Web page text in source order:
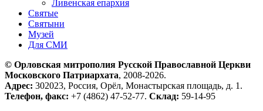
Ливенская епархия
Святые
Святыни
Музей
Для СМИ
© Орловская митрополия Русской Православной Церкви
Московского Патриархата, 2008-2026.
Адрес: 302023, Россия, Орёл, Монастырская площадь, д. 1.
Телефон, факс: +7 (4862) 47-52-77. Склад: 59-14-95